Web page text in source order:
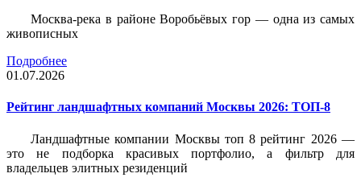
Москва-река в районе Воробьёвых гор — одна из самых
живописных
Подробнее
01.07.2026
Рейтинг ландшафтных компаний Москвы 2026: ТОП-8
Ландшафтные компании Москвы топ 8 рейтинг 2026 —
это не подборка красивых портфолио, а фильтр для
владельцев элитных резиденций